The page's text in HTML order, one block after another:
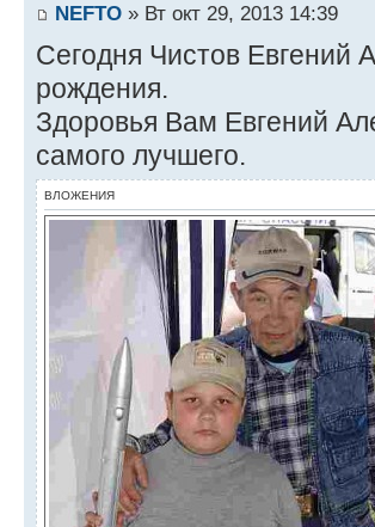
NEFTO » Вт окт 29, 2013 14:39
Сегодня Чистов Евгений
рождения.
Здоровья Вам Евгений
самого лучшего.
ВЛОЖЕНИЯ